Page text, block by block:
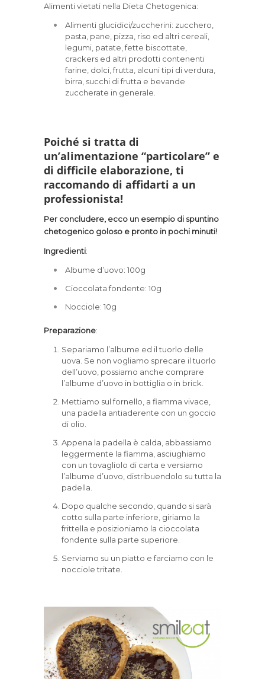
Alimenti vietati nella Dieta Chetogenica:
Alimenti glucidici/zuccherini: zucchero,
pasta, pane, pizza, riso ed altri cereali,
legumi, patate, fette biscottate,
crackers ed altri prodotti contenenti
farine, dolci, frutta, alcuni tipi di verdura,
birra, succhi di frutta e bevande
zuccherate in generale.
Poiché si tratta di
un’alimentazione “particolare” e
di difficile elaborazione, ti
raccomando di affidarti a un
professionista!
Per concludere, ecco un esempio di spuntino
chetogenico goloso e pronto in pochi minuti!
Ingredienti:
Albume d’uovo: 100g
Cioccolata fondente: 10g
Nocciole: 10g
Preparazione:
Separiamo l’albume ed il tuorlo delle
uova. Se non vogliamo sprecare il tuorlo
dell’uovo, possiamo anche comprare
l’albume d’uovo in bottiglia o in brick.
Mettiamo sul fornello, a fiamma vivace,
una padella antiaderente con un goccio
di olio.
Appena la padella è calda, abbassiamo
leggermente la fiamma, asciughiamo
con un tovagliolo di carta e versiamo
l’albume d’uovo, distribuendolo su tutta la
padella.
Dopo qualche secondo, quando si sarà
cotto sulla parte inferiore, giriamo la
frittella e posizioniamo la cioccolata
fondente sulla parte superiore.
Serviamo su un piatto e farciamo con le
nocciole tritate.